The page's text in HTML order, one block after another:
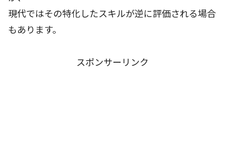
現代ではその特化したスキルが逆に評価される場合
もあります。
スポンサーリンク